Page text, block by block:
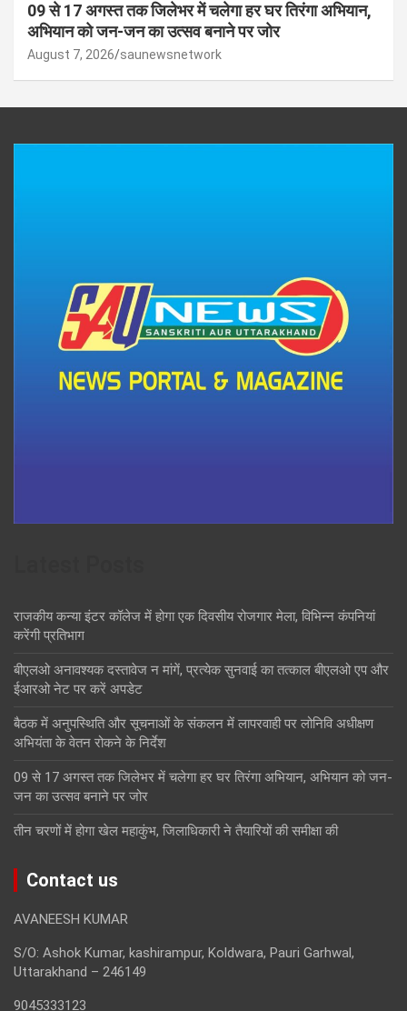
09 से 17 अगस्त तक जिलेभर में चलेगा हर घर तिरंगा अभियान,
अभियान को जन-जन का उत्सव बनाने पर जोर
August 7, 2026 saunewsnetwork
राजकीय कन्या इंटर कॉलेज में होगा एक दिवसीय रोजगार मेला, विभिन्न कंपनियां
करेंगी प्रतिभाग
बीएलओ अनावश्यक दस्तावेज न मांगें, प्रत्येक सुनवाई का तत्काल बीएलओ एप और
ईआरओ नेट पर करें अपडेट
बैठक में अनुपस्थिति और सूचनाओं के संकलन में लापरवाही पर लोनिवि अधीक्षण
अभियंता के वेतन रोकने के निर्देश
09 से 17 अगस्त तक जिलेभर में चलेगा हर घर तिरंगा अभियान, अभियान को जन-
जन का उत्सव बनाने पर जोर
तीन चरणों में होगा खेल महाकुंभ, जिलाधिकारी ने तैयारियों की समीक्षा की
Contact us
AVANEESH KUMAR
S/O: Ashok Kumar, kashirampur, Koldwara, Pauri Garhwal,
Uttarakhand – 246149
9045333123